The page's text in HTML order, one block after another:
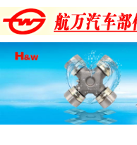
首页 产品展示 新闻动态